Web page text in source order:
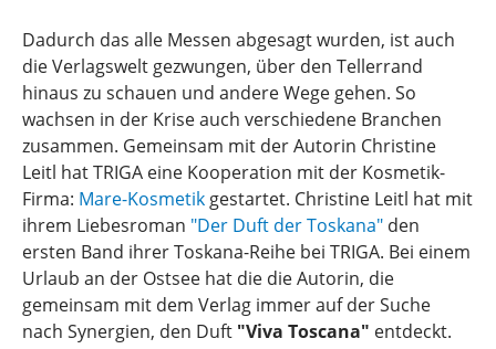
Dadurch das alle Messen abgesagt wurden, ist auch
die Verlagswelt gezwungen, über den Tellerrand
hinaus zu schauen und andere Wege gehen. So
wachsen in der Krise auch verschiedene Branchen
zusammen. Gemeinsam mit der Autorin Christine
Leitl hat TRIGA eine Kooperation mit der Kosmetik-
Firma: Mare-Kosmetik gestartet. Christine Leitl hat mit
ihrem Liebesroman "Der Duft der Toskana" den
ersten Band ihrer Toskana-Reihe bei TRIGA. Bei einem
Urlaub an der Ostsee hat die die Autorin, die
gemeinsam mit dem Verlag immer auf der Suche
nach Synergien, den Duft "Viva Toscana" entdeckt.